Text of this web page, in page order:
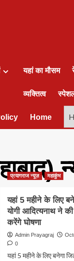
यहां का मौसम
व्यक्तित्व
Home
प्रयागराज न्यूज़ महाकुंभ
यहां 5 महीने के लिए
योगी आदित्यनाथ ने
करेंगे घोषणा
Admin Prayagraj
0
यहां 5 महीने के लिए बनेगा